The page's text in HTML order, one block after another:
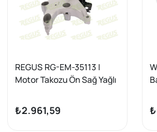
REGUS RG-EM-35113 |
Motor Takozu Ön Sağ Yağlı
1.5 DCI 2008 -
₺2.961,59